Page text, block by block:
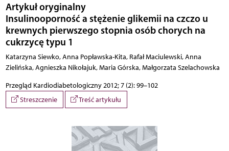
Artykuł oryginalny
Insulinooporność a stężenie glikemii na czczo u
krewnych pierwszego stopnia osób chorych na
cukrzycę typu 1
Katarzyna Siewko, Anna Popławska-Kita, Rafał Maciulewski, Anna
Zielińska, Agnieszka Nikołajuk, Maria Górska, Małgorzata Szelachowska
Przegląd Kardiodiabetologiczny 2012; 7 (2): 99–102
Streszczenie
Treść artykułu